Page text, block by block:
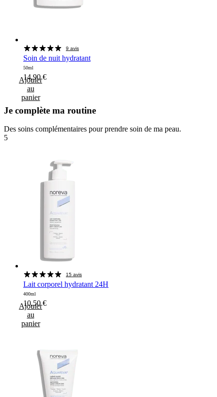
9 avis
Soin de nuit hydratant
50ml
14,90€
Ajouter
au
panier
Je complète ma routine
Des soins complémentaires pour prendre soin de ma peau.
5
15 avis
Lait corporel hydratant 24H
400ml
10,50€
Ajouter
au
panier